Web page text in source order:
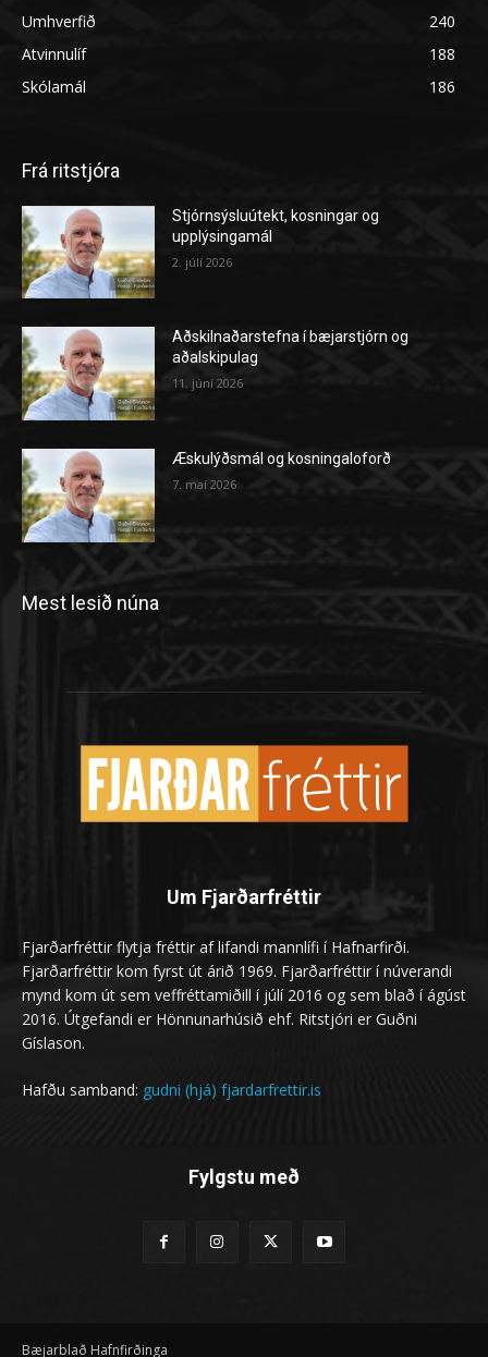
Umhverfið
240
Atvinnulíf
188
Skólamál
186
Frá ritstjóra
Stjórnsýsluútekt, kosningar og
upplýsingamál
2. júlí 2026
Aðskilnaðarstefna í bæjarstjórn og
aðalskipulag
11. júní 2026
Æskulýðsmál og kosningaloforð
7. maí 2026
Mest lesið núna
Um Fjarðarfréttir
Fjarðarfréttir flytja fréttir af lifandi mannlífi í Hafnarfirði.
Fjarðarfréttir kom fyrst út árið 1969. Fjarðarfréttir í núverandi
mynd kom út sem veffréttamiðill í júlí 2016 og sem blað í ágúst
2016. Útgefandi er Hönnunarhúsið ehf. Ritstjóri er Guðni
Gíslason.
Hafðu samband: gudni (hjá) fjardarfrettir.is
Fylgstu með
Bæjarblað Hafnfirðinga